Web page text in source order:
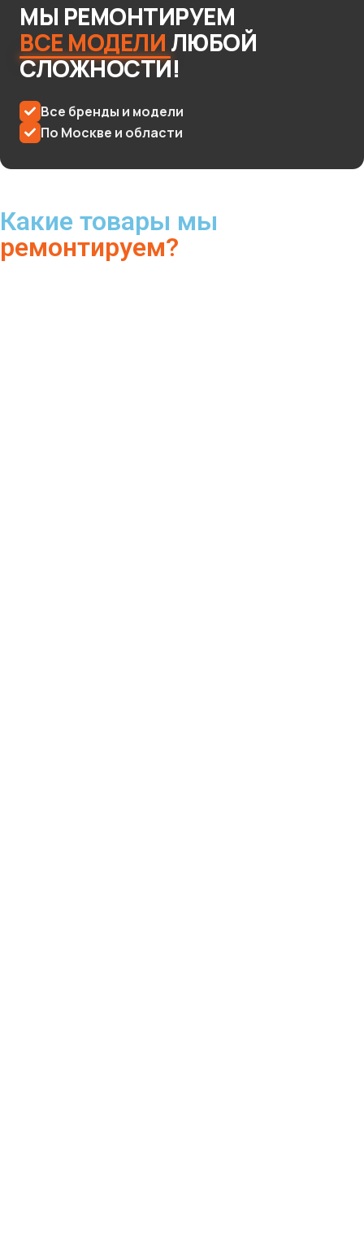
МЫ РЕМОНТИРУЕМ
ВСЕ МОДЕЛИ ЛЮБОЙ
СЛОЖНОСТИ!
Все бренды и модели
По Москве и области
Какие товары мы
ремонтируем?